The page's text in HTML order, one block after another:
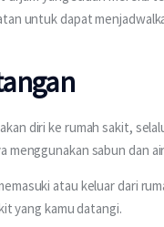
untuk dapat
diri ke rumah sakit,
sabun dan
atau keluar dari
yang kamu datangi.